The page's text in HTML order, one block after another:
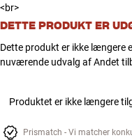
Kabler
<br>
DETTE PRODUKT ER
Dette produkt er ikke længere
nuværende udvalg af Andet
Produktet er ikke længere
Prismatch - Vi matcher